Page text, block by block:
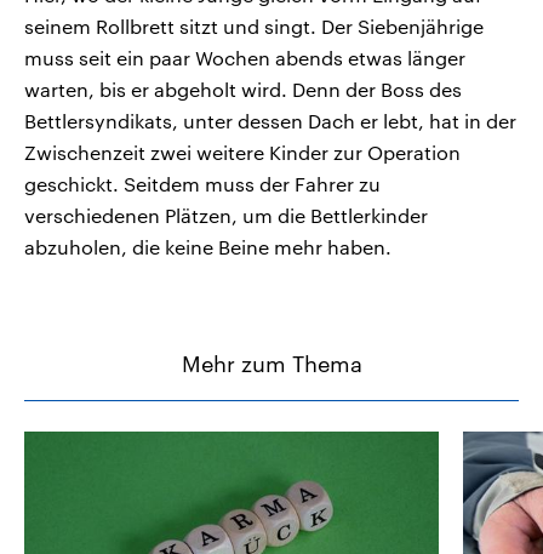
seinem Rollbrett sitzt und singt. Der Siebenjährige
muss seit ein paar Wochen abends etwas länger
warten, bis er abgeholt wird. Denn der Boss des
Bettlersyndikats, unter dessen Dach er lebt, hat in der
Zwischenzeit zwei weitere Kinder zur Operation
geschickt. Seitdem muss der Fahrer zu
verschiedenen Plätzen, um die Bettlerkinder
abzuholen, die keine Beine mehr haben.
Mehr zum Thema